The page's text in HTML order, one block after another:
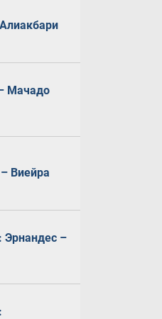
Мачадо
Виейра
Эрнандес –